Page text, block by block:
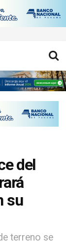
del
su
terreno se